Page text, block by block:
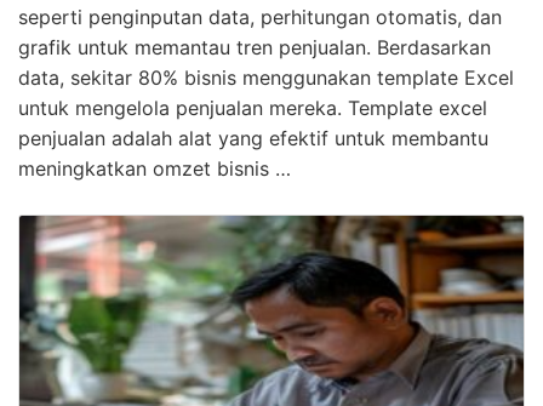
seperti penginputan data, perhitungan otomatis, dan
grafik untuk memantau tren penjualan. Berdasarkan
data, sekitar 80% bisnis menggunakan template Excel
untuk mengelola penjualan mereka. Template excel
penjualan adalah alat yang efektif untuk membantu
meningkatkan omzet bisnis …